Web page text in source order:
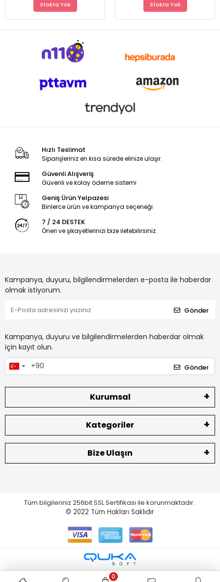
Stokta Yok Stokta Yok
Hızlı Teslimat
Siparişleriniz en kısa sürede elinize ulaşır.
Güvenli Alışveriş
Güvenli ve kolay ödeme sistemi
Geniş Ürün Yelpazesi
Binlerce ürün ve kampanya seçeneği
7 / 24 DESTEK
Öneri ve şikayetlerinizi bize iletebilirsiniz.
Kampanya, duyuru, bilgilendirmelerden e-posta ile haberdar
olmak istiyorum.
Gönder
Kampanya, duyuru ve bilgilendirmelerden haberdar olmak
için kayıt olun.
Gönder
Kurumsal
Kategoriler
Bize Ulaşın
Tüm bilgileriniz 256bit SSL Sertifikası ile korunmaktadır.
© 2022 Tüm Hakları Saklıdır
0